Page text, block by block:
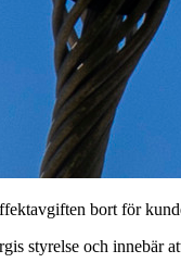
bort för
styrelse och innebär